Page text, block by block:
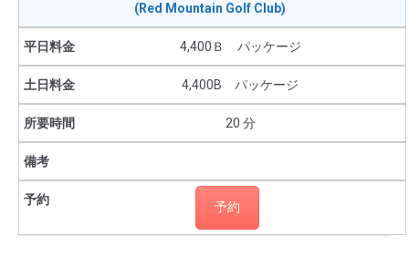
(Red Mountain Golf Club)
4,400Ｂ パッケージ
4,400B パッケージ
20 分
予約